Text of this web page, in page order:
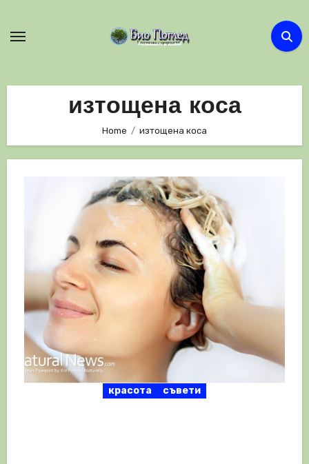
изтощена коса
Home изтощена коса
красота съвети